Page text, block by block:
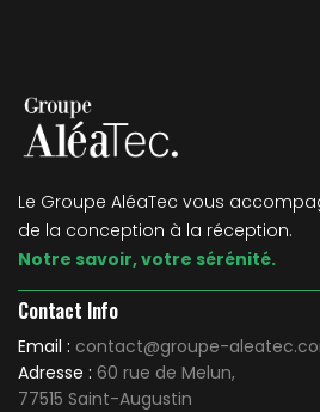
Le Groupe AléaTec vous
de la conception à la réception.
Notre savoir, votre sérénité.
Contact Info
Email : contact@groupe-
Adresse : 60 rue de Melun,
77515 Saint-Augustin